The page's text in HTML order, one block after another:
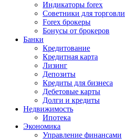
Индикаторы forex
Советники для торговли
Forex брокеры
Бонусы от брокеров
Банки
Кредитование
Кредитная карта
Лизинг
Депозиты
Кредиты для бизнеса
Дебетовые карты
Долги и кредиты
Недвижимость
Ипотека
Экономика
Управление финансами